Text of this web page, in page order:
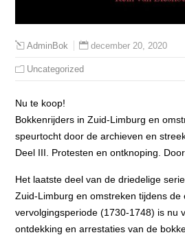
AdminBok december 20, 2020
Uncategorized
Nu te koop!
Bokkenrijders in Zuid-Limburg en
speurtocht door de archieven en
Deel III. Protesten en ontknoping.
Het laatste deel van de driedelige
Zuid-Limburg en omstreken tijdens de
vervolgingsperiode (1730-1748) is nu
ontdekking en arrestaties van de